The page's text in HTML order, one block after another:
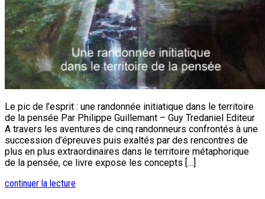
Le pic de l’esprit : une randonnée initiatique dans le territoire
de la pensée Par Philippe Guillemant – Guy Tredaniel Editeur
A travers les aventures de cinq randonneurs confrontés à une
succession d’épreuves puis exaltés par des rencontres de
plus en plus extraordinaires dans le territoire métaphorique
de la pensée, ce livre expose les concepts […]
continuer la lecture